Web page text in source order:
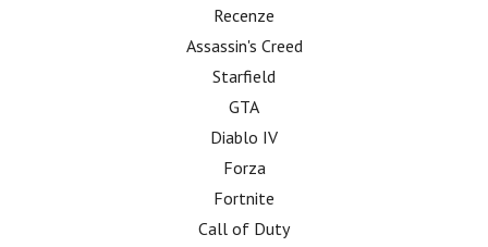
Recenze
Assassin's Creed
Starfield
GTA
Diablo IV
Forza
Fortnite
Call of Duty